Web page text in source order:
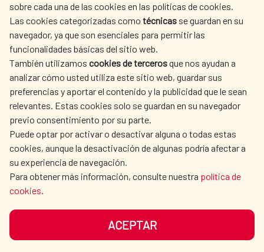
sobre cada una de las cookies en las políticas de cookies.
Las cookies categorizadas como técnicas se guardan en su
navegador, ya que son esenciales para permitir las
funcionalidades básicas del sitio web.
También utilizamos cookies de tercerosque nos ayudan a
analizar cómo usted utiliza este sitio web, guardar sus
preferencias y aportar el contenido y la publicidad que le sean
relevantes. Estas cookies solo se guardan en su navegador
previo consentimiento por su parte.
Puede optar por activar o desactivar alguna o todas estas
cookies, aunque la desactivación de algunas podría afectar a
su experiencia de navegación.
Para obtener más información, consulte nuestra política de
cookies.
ACEPTAR
AECID
WHERE DO WE COOPERATE?
SPANISH HUMANITARIAN
ACTION
PRESS ROOM
CULTURE AND SCIENCE LIBRARY
OUR SOCIAL MEDIA
DATA PROTECTION